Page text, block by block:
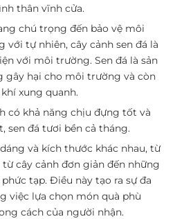
thân vĩnh cửa.
chú trọng đến bảo vệ môi
với tự nhiên, cây cảnh sen đá là
với môi trường. Sen đá là sản
gây hại cho môi trường và còn
xung quanh.
có khả năng chịu đựng tốt và
sen đá tươi bền cả tháng.
và kích thước khác nhau, từ
cây cảnh đơn giản đến những
tạp. Điều này tạo ra sự đa
việc lựa chọn món quà phù
cách của người nhận.